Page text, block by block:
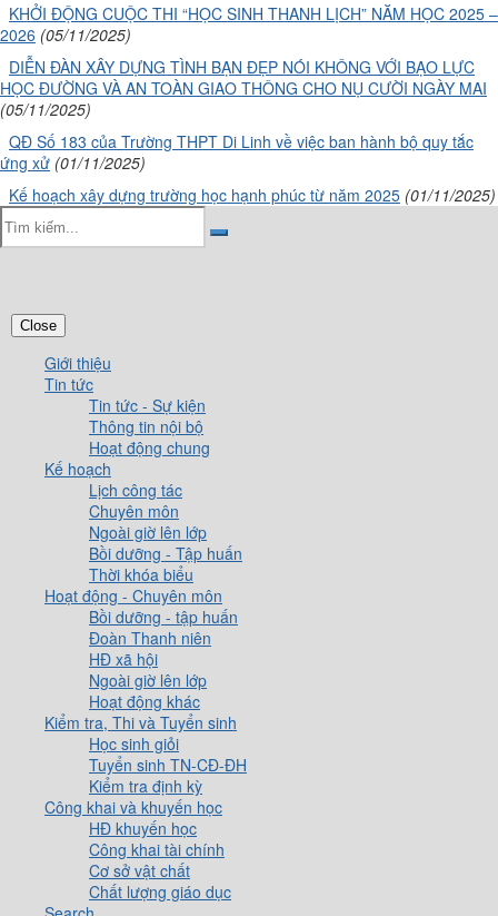
KHỞI ĐỘNG CUỘC THI “HỌC SINH THANH LỊCH” NĂM HỌC 2025 –
2026 (05/11/2025)
DIỄN ĐÀN XÂY DỰNG TÌNH BẠN ĐẸP NÓI KHÔNG VỚI BẠO LỰC
HỌC ĐƯỜNG VÀ AN TOÀN GIAO THÔNG CHO NỤ CƯỜI NGÀY MAI
(05/11/2025)
QĐ Số 183 của Trường THPT Di Linh về việc ban hành bộ quy tắc
ứng xử (01/11/2025)
Kế hoạch xây dựng trường học hạnh phúc từ năm 2025 (01/11/2025)
Close
Giới thiệu
Tin tức
Tin tức - Sự kiện
Thông tin nội bộ
Hoạt động chung
Kế hoạch
Lịch công tác
Chuyên môn
Ngoài giờ lên lớp
Bồi dưỡng - Tập huấn
Thời khóa biểu
Hoạt động - Chuyên môn
Bồi dưỡng - tập huấn
Đoàn Thanh niên
HĐ xã hội
Ngoài giờ lên lớp
Hoạt động khác
Kiểm tra, Thi và Tuyển sinh
Học sinh giỏi
Tuyển sinh TN-CĐ-ĐH
Kiểm tra định kỳ
Công khai và khuyến học
HĐ khuyến học
Công khai tài chính
Cơ sở vật chất
Chất lượng giáo dục